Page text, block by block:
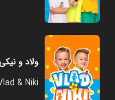
ولاد و نیکی
& Niki